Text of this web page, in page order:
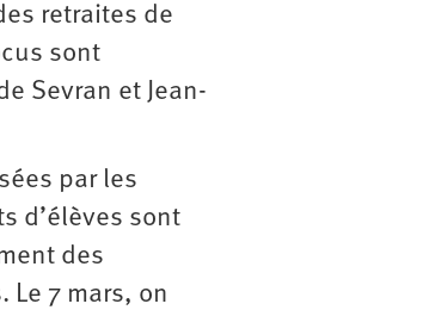
retraites de
sont
Sevran et Jean-
par les
d’élèves sont
des
Le 7 mars, on